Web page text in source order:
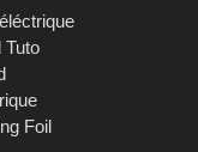
Tuto
Foil